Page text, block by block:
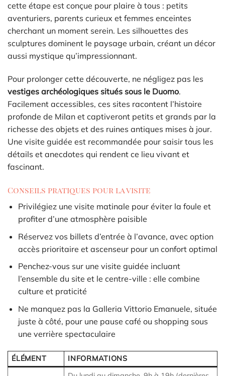
cette étape est conçue pour plaire à tous : petits
aventuriers, parents curieux et femmes enceintes
cherchant un moment serein. Les silhouettes des
sculptures dominent le paysage urbain, créant un décor
aussi mystique qu’impressionnant.
Pour prolonger cette découverte, ne négligez pas les
vestiges archéologiques situés sous le Duomo.
Facilement accessibles, ces sites racontent l’histoire
profonde de Milan et captiveront petits et grands par la
richesse des objets et des ruines antiques mises à jour.
Une visite guidée est recommandée pour saisir tous les
détails et anecdotes qui rendent ce lieu vivant et
fascinant.
Conseils pratiques pour la visite
Privilégiez une visite matinale pour éviter la foule et
profiter d’une atmosphère paisible
Réservez vos billets d’entrée à l’avance, avec option
accès prioritaire et ascenseur pour un confort optimal
Penchez-vous sur une visite guidée incluant
l’ensemble du site et le centre-ville : elle combine
culture et praticité
Ne manquez pas la Galleria Vittorio Emanuele, située
juste à côté, pour une pause café ou shopping sous
une verrière spectaculaire
ÉLÉMENT INFORMATIONS